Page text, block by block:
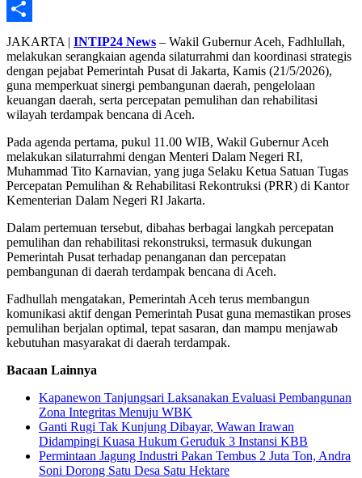
Telegram
Share
JAKARTA | INTIP24 News – Wakil Gubernur Aceh, Fadhlullah,
melakukan serangkaian agenda silaturrahmi dan koordinasi strategis
dengan pejabat Pemerintah Pusat di Jakarta, Kamis (21/5/2026),
guna memperkuat sinergi pembangunan daerah, pengelolaan
keuangan daerah, serta percepatan pemulihan dan rehabilitasi
wilayah terdampak bencana di Aceh.
Pada agenda pertama, pukul 11.00 WIB, Wakil Gubernur Aceh
melakukan silaturrahmi dengan Menteri Dalam Negeri RI,
Muhammad Tito Karnavian, yang juga Selaku Ketua Satuan Tugas
Percepatan Pemulihan & Rehabilitasi Rekontruksi (PRR) di Kantor
Kementerian Dalam Negeri RI Jakarta.
Dalam pertemuan tersebut, dibahas berbagai langkah percepatan
pemulihan dan rehabilitasi rekonstruksi, termasuk dukungan
Pemerintah Pusat terhadap penanganan dan percepatan
pembangunan di daerah terdampak bencana di Aceh.
Fadhullah mengatakan, Pemerintah Aceh terus membangun
komunikasi aktif dengan Pemerintah Pusat guna memastikan proses
pemulihan berjalan optimal, tepat sasaran, dan mampu menjawab
kebutuhan masyarakat di daerah terdampak.
Bacaan Lainnya
Kapanewon Tanjungsari Laksanakan Evaluasi Pembangunan
Zona Integritas Menuju WBK
Ganti Rugi Tak Kunjung Dibayar, Wawan Irawan
Didampingi Kuasa Hukum Geruduk 3 Instansi KBB
Permintaan Jagung Industri Pakan Tembus 2 Juta Ton, Andra
Soni Dorong Satu Desa Satu Hektare